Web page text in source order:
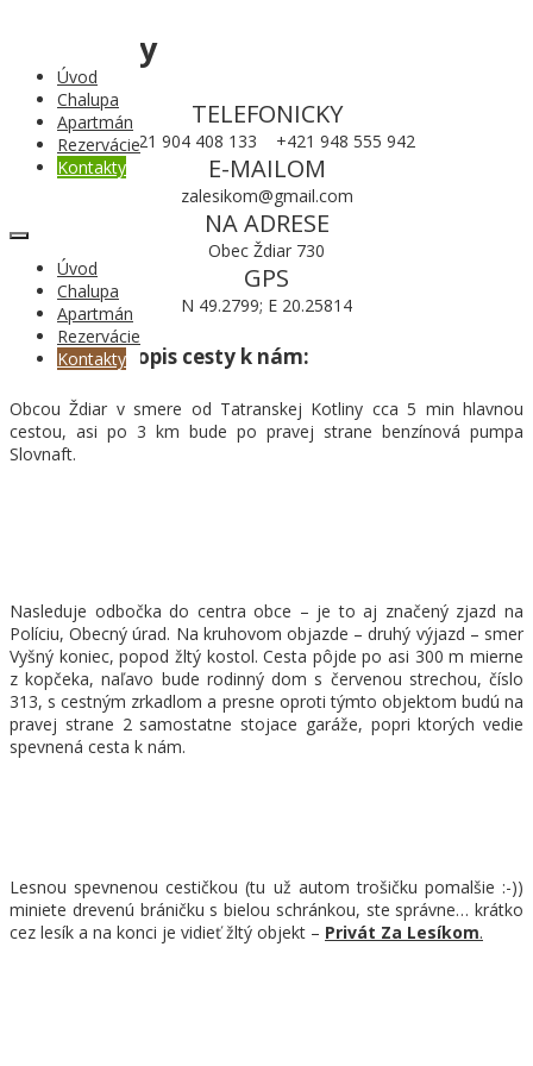
Úvod
Chalupa
Apartmán
Rezervácie
Kontakty
Úvod
Chalupa
Apartmán
Rezervácie
Kontakty
Kontakty
TELEFONICKY
+421 904 408 133 +421 948 555 942
E-MAILOM
zalesikom@gmail.com
NA ADRESE
Obec Ždiar 730
GPS
N 49.2799; E 20.25814
V krátkosti popis cesty k nám:
Obcou Ždiar v smere od Tatranskej Kotliny cca 5 min hlavnou
cestou, asi po 3 km bude po pravej strane benzínová pumpa
Slovnaft.
Nasleduje odbočka do centra obce – je to aj značený zjazd na
Políciu, Obecný úrad. Na kruhovom objazde – druhý výjazd – smer
Vyšný koniec, popod žltý kostol. Cesta pôjde po asi 300 m mierne
z kopčeka, naľavo bude rodinný dom s červenou strechou, číslo
313, s cestným zrkadlom a presne oproti týmto objektom budú na
pravej strane 2 samostatne stojace garáže, popri ktorých vedie
spevnená cesta k nám.
Lesnou spevnenou cestičkou (tu už autom trošičku pomalšie :-))
miniete drevenú bráničku s bielou schránkou, ste správne… krátko
cez lesík a na konci je vidieť žltý objekt – Privát Za Lesíkom.